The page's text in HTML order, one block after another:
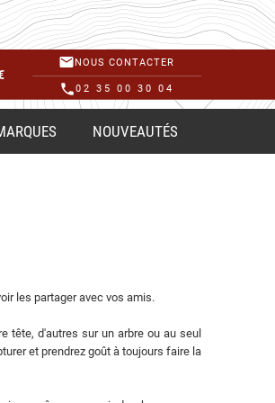
mailNOUS CONTACTER
phone02 35 00 30 04
NOUVEAUTÉS
les partager avec vos amis.
tête, d'autres sur un arbre ou au seul
et prendrez goût à toujours faire la